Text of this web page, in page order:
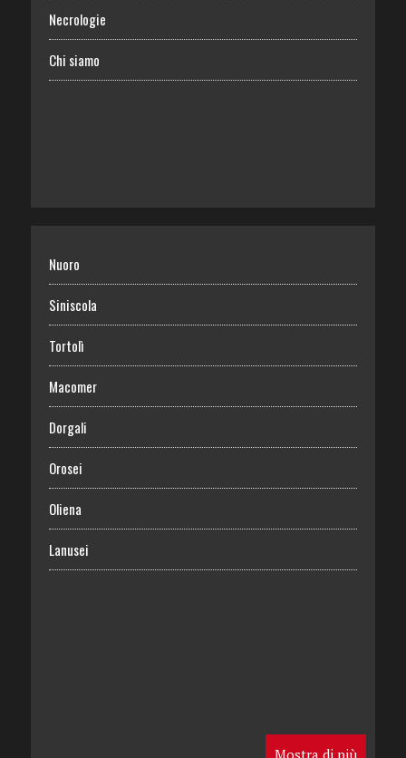
Necrologie
Chi siamo
Nuoro
Siniscola
Tortolì
Macomer
Dorgali
Orosei
Oliena
Lanusei